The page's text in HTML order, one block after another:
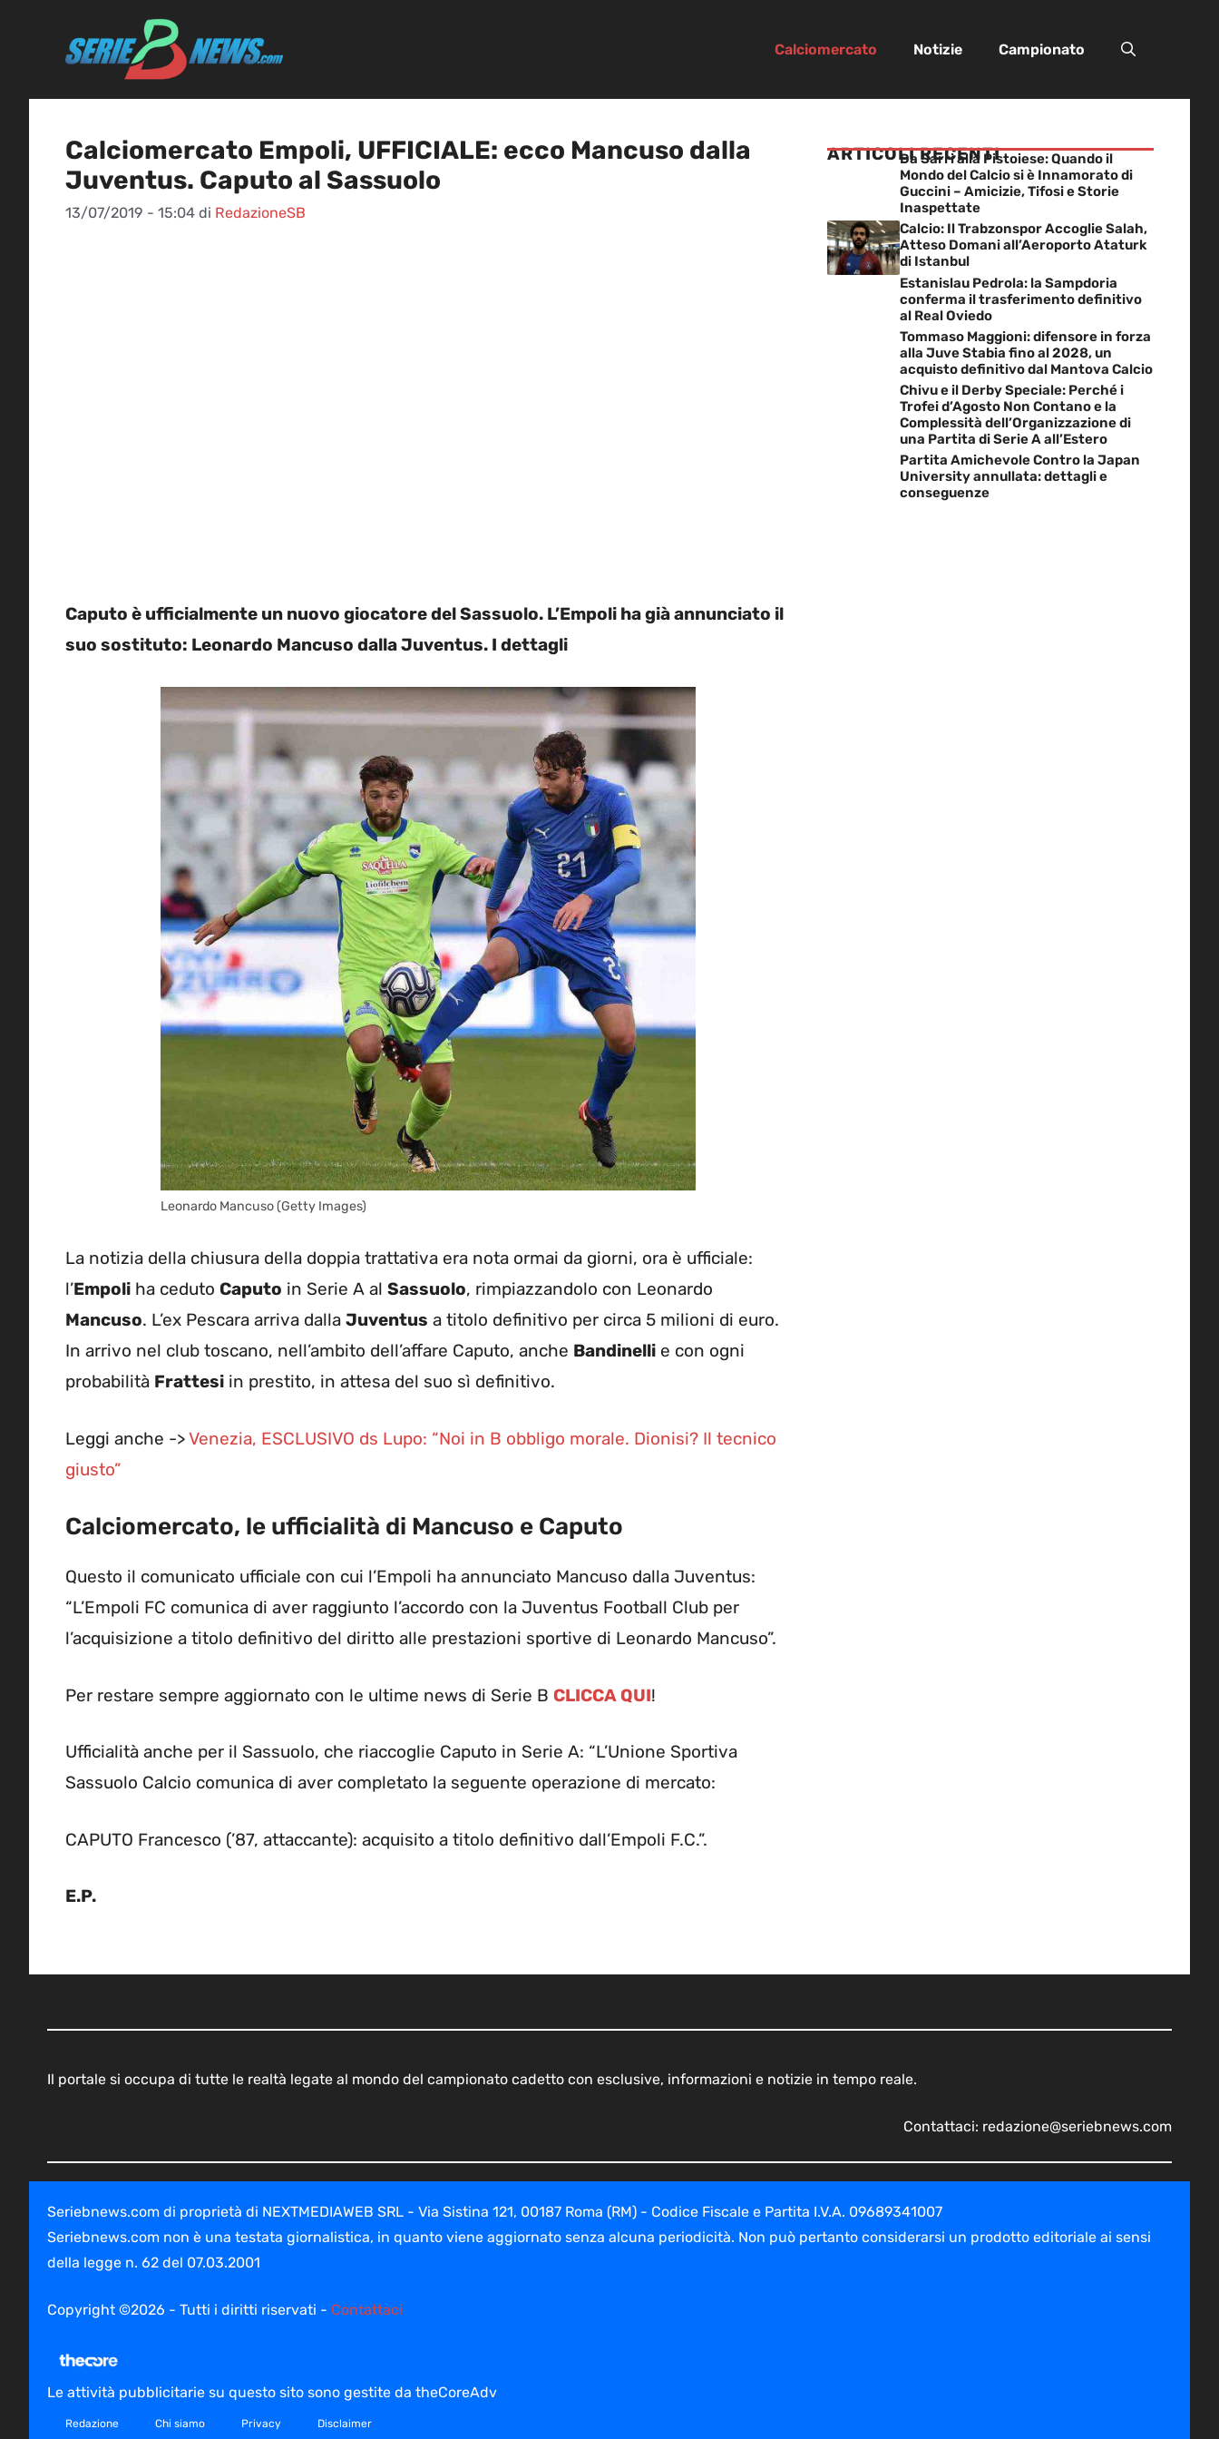
Calciomercato Notizie Campionato
Calciomercato Empoli, UFFICIALE: ecco Mancuso dalla
Juventus. Caputo al Sassuolo
13/07/2019 - 15:04 di RedazioneSB
Caputo è ufficialmente un nuovo giocatore del Sassuolo. L’Empoli ha già annunciato il
suo sostituto: Leonardo Mancuso dalla Juventus. I dettagli
Leonardo Mancuso (Getty Images)
La notizia della chiusura della doppia trattativa era nota ormai da giorni, ora è ufficiale:
l’Empoli ha ceduto Caputo in Serie A al Sassuolo, rimpiazzandolo con Leonardo
Mancuso. L’ex Pescara arriva dalla Juventus a titolo definitivo per circa 5 milioni di euro.
In arrivo nel club toscano, nell’ambito dell’affare Caputo, anche Bandinelli e con ogni
probabilità Frattesi in prestito, in attesa del suo sì definitivo.
Leggi anche ->Venezia, ESCLUSIVO ds Lupo: “Noi in B obbligo morale. Dionisi? Il tecnico
giusto”
Calciomercato, le ufficialità di Mancuso e Caputo
Questo il comunicato ufficiale con cui l’Empoli ha annunciato Mancuso dalla Juventus:
“L’Empoli FC comunica di aver raggiunto l’accordo con la Juventus Football Club per
l’acquisizione a titolo definitivo del diritto alle prestazioni sportive di Leonardo Mancuso”.
Per restare sempre aggiornato con le ultime news di Serie B CLICCA QUI!
Ufficialità anche per il Sassuolo, che riaccoglie Caputo in Serie A: “L’Unione Sportiva
Sassuolo Calcio comunica di aver completato la seguente operazione di mercato:
CAPUTO Francesco (’87, attaccante): acquisito a titolo definitivo dall’Empoli F.C.”.
E.P.
ARTICOLI RECENTI
Da Sarri alla Pistoiese: Quando il
Mondo del Calcio si è Innamorato di
Guccini – Amicizie, Tifosi e Storie
Inaspettate
Calcio: Il Trabzonspor Accoglie Salah,
Atteso Domani all’Aeroporto Ataturk
di Istanbul
Estanislau Pedrola: la Sampdoria
conferma il trasferimento definitivo
al Real Oviedo
Tommaso Maggioni: difensore in forza
alla Juve Stabia fino al 2028, un
acquisto definitivo dal Mantova Calcio
Chivu e il Derby Speciale: Perché i
Trofei d’Agosto Non Contano e la
Complessità dell’Organizzazione di
una Partita di Serie A all’Estero
Partita Amichevole Contro la Japan
University annullata: dettagli e
conseguenze
Il portale si occupa di tutte le realtà legate al mondo del campionato cadetto con esclusive, informazioni e notizie in tempo reale.
Contattaci: redazione@seriebnews.com
Seriebnews.com di proprietà di NEXTMEDIAWEB SRL - Via Sistina 121, 00187 Roma (RM) - Codice Fiscale e Partita I.V.A. 09689341007
Seriebnews.com non è una testata giornalistica, in quanto viene aggiornato senza alcuna periodicità. Non può pertanto considerarsi un prodotto editoriale ai sensi
della legge n. 62 del 07.03.2001
Copyright ©2026 - Tutti i diritti riservati - Contattaci
Le attività pubblicitarie su questo sito sono gestite da theCoreAdv
Redazione Chi siamo Privacy Disclaimer